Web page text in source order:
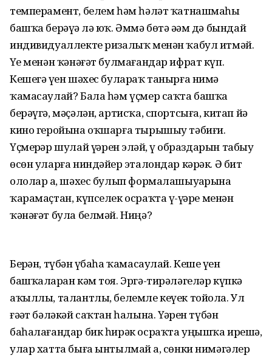
темперамент, белем һәм һәләт ҡатнашмаһы
башҡа берәүҙә лә юҡ. Әммә бөтә әҙәм дә бындай
индивидуаллекте ризалыҡ менән ҡабул итмәй.
Үҙе менән ҡәнәғәт булмағандар ифрат күп.
Кешегә үҙен шәхес булараҡ танырға нимә
ҡамасаулай? Бала һәм үҫмер саҡта башҡа
берәүгә, мәҫәлән, артисҡа, спортсыға, китап йә
кино геройына оҡшарға тырышыу тәбиғи.
Үҫмерҙәр шулай үҙҙәрен эҙләй, үҙ образдарын табыу
өсөн уларға ниндәйҙер эталондар кәрәк. Ә бит
ололар ҙа, шәхес булып формалашыуҙарына
ҡарамаҫтан, күпселек осраҡта үҙ-үҙҙәре менән
ҡәнәғәт була белмәй. Ниңә?
Берҙән, түбән үҙбаһа ҡамасаулай. Кеше үҙен
башҡаларҙан кәм тоя. Эргә-тирәләгеләр күпкә
аҡыллы, талантлы, белемле кеүек тойола. Ул
ғәҙәт бәләкәй саҡтан һалына. Үҙҙәрен түбән
баһалағандар бик һирәк осраҡта уңышҡа ирешә,
улар хатта быға ынтылмай ҙа, сөнки нимәгәлер